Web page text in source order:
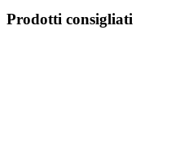
Prodotti consigliati